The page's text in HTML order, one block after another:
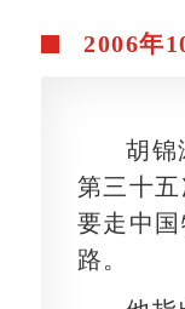
2006年
胡锦
第三十五
要走中
路。